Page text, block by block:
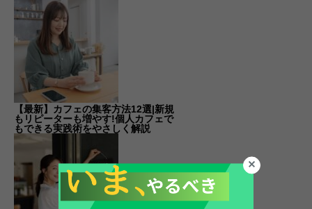
【最新】カフェの集客方法12選|新規
もリピーターも増やす!個人カフェで
もできる実践術をやさしく解説